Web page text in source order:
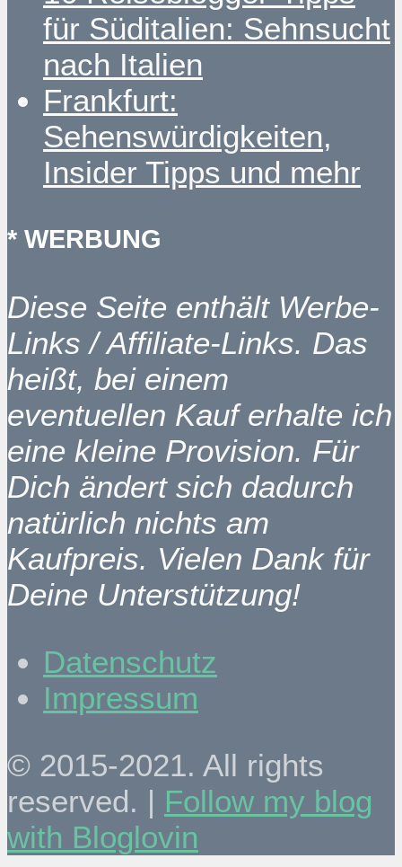
für Süditalien: Sehnsucht
nach Italien
Frankfurt:
Sehenswürdigkeiten,
Insider Tipps und mehr
* WERBUNG
Diese Seite enthält Werbe-
Links / Affiliate-Links. Das
heißt, bei einem
eventuellen Kauf erhalte ich
eine kleine Provision. Für
Dich ändert sich dadurch
natürlich nichts am
Kaufpreis. Vielen Dank für
Deine Unterstützung!
Datenschutz
Impressum
© 2015-2021. All rights
reserved. | Follow my blog
with Bloglovin